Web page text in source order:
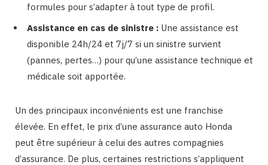
formules pour s’adapter à tout type de profil.
Assistance en cas de sinistre : Une assistance est
disponible 24h/24 et 7j/7 si un sinistre survient
(pannes, pertes…) pour qu’une assistance technique et
médicale soit apportée.
Un des principaux inconvénients est une franchise
élevée. En effet, le prix d’une assurance auto Honda
peut être supérieur à celui des autres compagnies
d’assurance. De plus, certaines restrictions s’appliquent